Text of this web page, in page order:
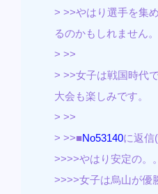
> >>やはり選手を集
るのかもしれません。
> >>
> >>女子は戦国時代
大会も楽しみです。
> >>
> >>■No53140に返信
>>>>やはり安定の。
>>>>女子は烏山が優